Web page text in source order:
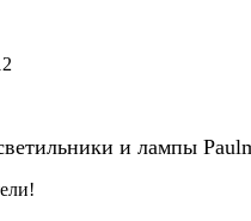
и лампы